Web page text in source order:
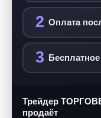
2 Оплата
3
Трейдер
продаёт